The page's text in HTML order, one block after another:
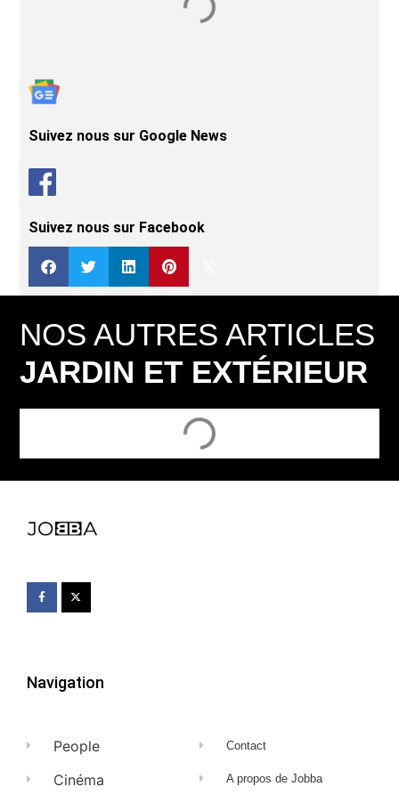
Suivez nous sur Google News
Suivez nous sur Facebook
NOS AUTRES ARTICLES
JARDIN ET EXTÉRIEUR
Navigation
People
Cinéma
Contact
A propos de Jobba